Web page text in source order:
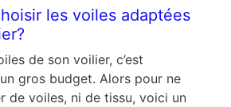
les voiles adaptées
de son voilier, c’est
gros budget. Alors pour ne
de voiles, ni de tissu, voici un